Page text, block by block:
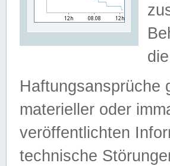
Haftungsansprüche
materieller oder
veröffentlichten
technische